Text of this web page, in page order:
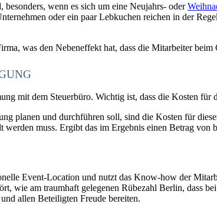
besonders, wenn es sich um eine Neujahrs- oder
oder ein paar Lebkuchen reichen in der
was den Nebeneffekt hat, dass die Mitarbeiter
mit dem Steuerbüro. Wichtig ist, dass die Kosten
planen und durchführen soll, sind die Kosten für
werden muss. Ergibt das im Ergebnis einen Betrag
Event-Location und nutzt das Know-how der
wie am traumhaft gelegenen Rübezahl Berlin, dass
allen Beteiligten Freude bereiten.